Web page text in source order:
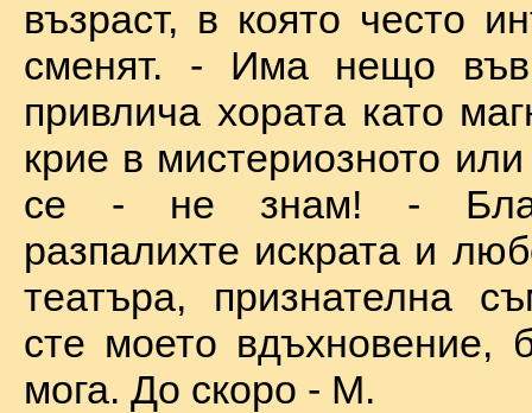
възраст, в която често
сменят. - Има нещо във
привлича хората като
крие в мистериозното
се - не знам! -
разпалихте искрата и
театъра, признателна
сте моето вдъхновение,
мога. До скоро - М.